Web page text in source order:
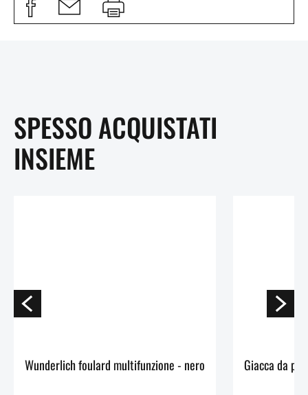
SPESSO ACQUISTATI
INSIEME
Wunderlich foulard multifunzione - nero Giacca da